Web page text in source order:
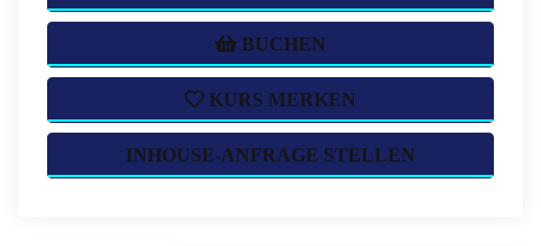
BUCHEN
KURS MERKEN
INHOUSE-ANFRAGE STELLEN